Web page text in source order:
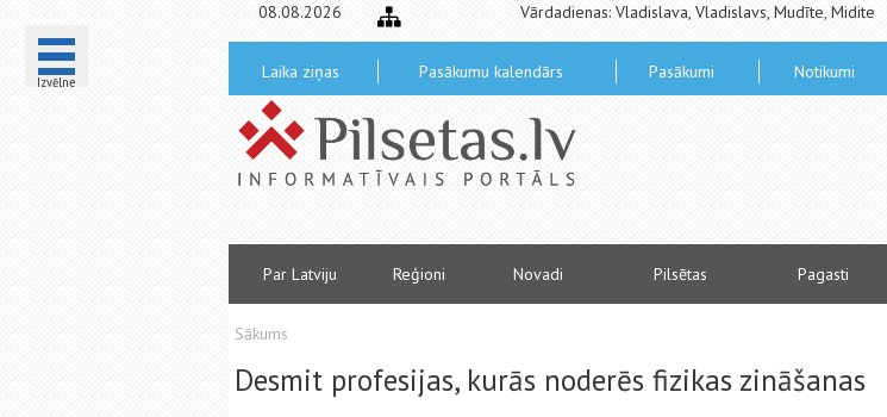
Izvēlne
08.08.2026 Vārdadienas: Vladislava, Vladislavs, Mudīte, Midite
Laika ziņas Pasākumu kalendārs Pasākumi Notikumi
Par Latviju Reģioni Novadi Pilsētas Pagasti
Sākums
Desmit profesijas, kurās noderēs fizikas zināšanas